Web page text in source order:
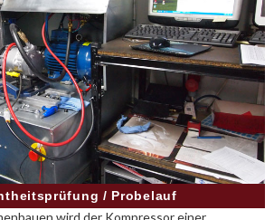
/ Probelauf
wird der Kompressor einer